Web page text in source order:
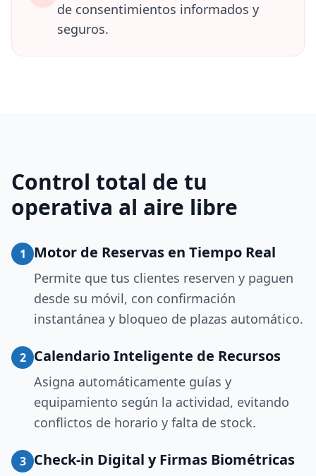
de consentimientos informados y
seguros.
Control total de tu
operativa al aire libre
1 Motor de Reservas en Tiempo Real
Permite que tus clientes reserven y paguen
desde su móvil, con confirmación
instantánea y bloqueo de plazas automático.
2 Calendario Inteligente de Recursos
Asigna automáticamente guías y
equipamiento según la actividad, evitando
conflictos de horario y falta de stock.
3 Check-in Digital y Firmas Biométricas